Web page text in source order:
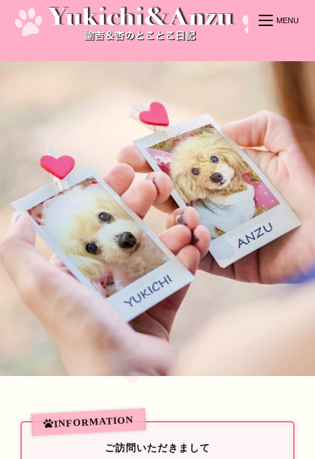
ご訪問いただきまして